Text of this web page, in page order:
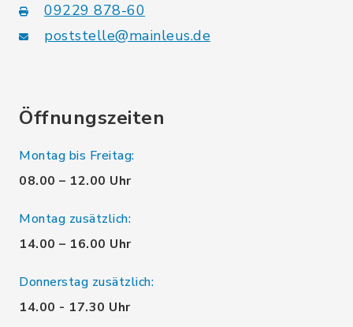
09229 878-60
poststelle@mainleus.de
Öffnungszeiten
Montag bis Freitag:
08.00 – 12.00 Uhr
Montag zusätzlich:
14.00 – 16.00 Uhr
Donnerstag zusätzlich:
14.00 - 17.30 Uhr